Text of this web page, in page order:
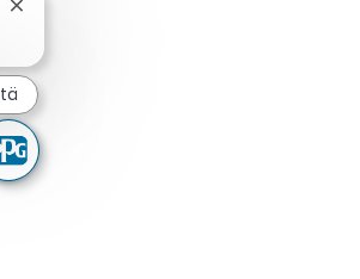
Sulje chatbot-ilmoitus